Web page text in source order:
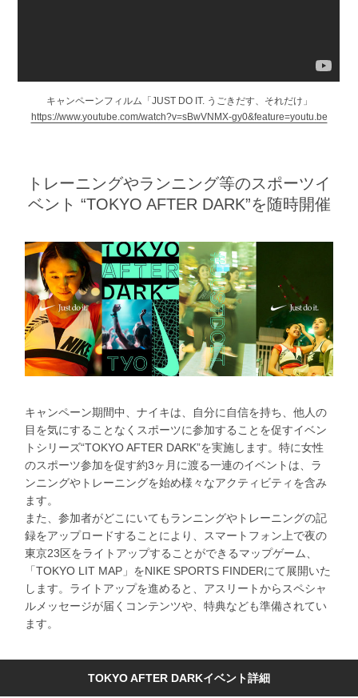
キャンペーンフィルム「JUST DO IT. うごきだす、それだけ」
https://www.youtube.com/watch?v=sBwVNMX-gy0&feature=youtu.be
トレーニングやランニング等のスポーツイ
ベント “TOKYO AFTER DARK”を随時開催
キャンペーン期間中、ナイキは、自分に自信を持ち、他人の
目を気にすることなくスポーツに参加することを促すイベン
トシリーズ“TOKYO AFTER DARK”を実施します。特に女性
のスポーツ参加を促す約3ヶ月に渡る一連のイベントは、ラ
ンニングやトレーニングを始め様々なアクティビティを含み
ます。
また、参加者がどこにいてもランニングやトレーニングの記
録をアップロードすることにより、スマートフォン上で夜の
東京23区をライトアップすることができるマップゲーム、
「TOKYO LIT MAP」をNIKE SPORTS FINDERにて展開いた
します。ライトアップを進めると、アスリートからスペシャ
ルメッセージが届くコンテンツや、特典なども準備されてい
ます。
TOKYO AFTER DARKイベント詳細